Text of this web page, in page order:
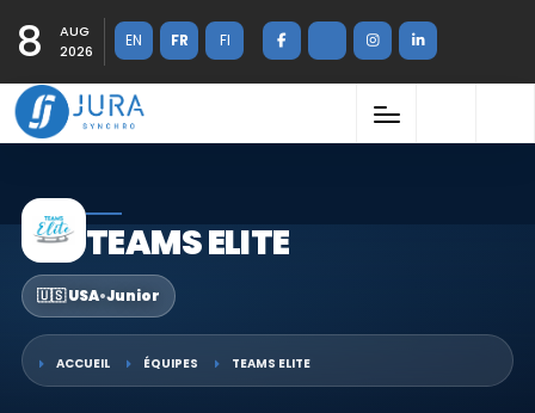
8
AUG
2026
EN FR FI
TEAMS ELITE
🇺🇸 USA•Junior
ACCUEIL ÉQUIPES TEAMS ELITE